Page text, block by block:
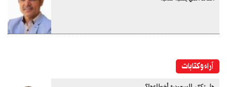
آراء وكتابات